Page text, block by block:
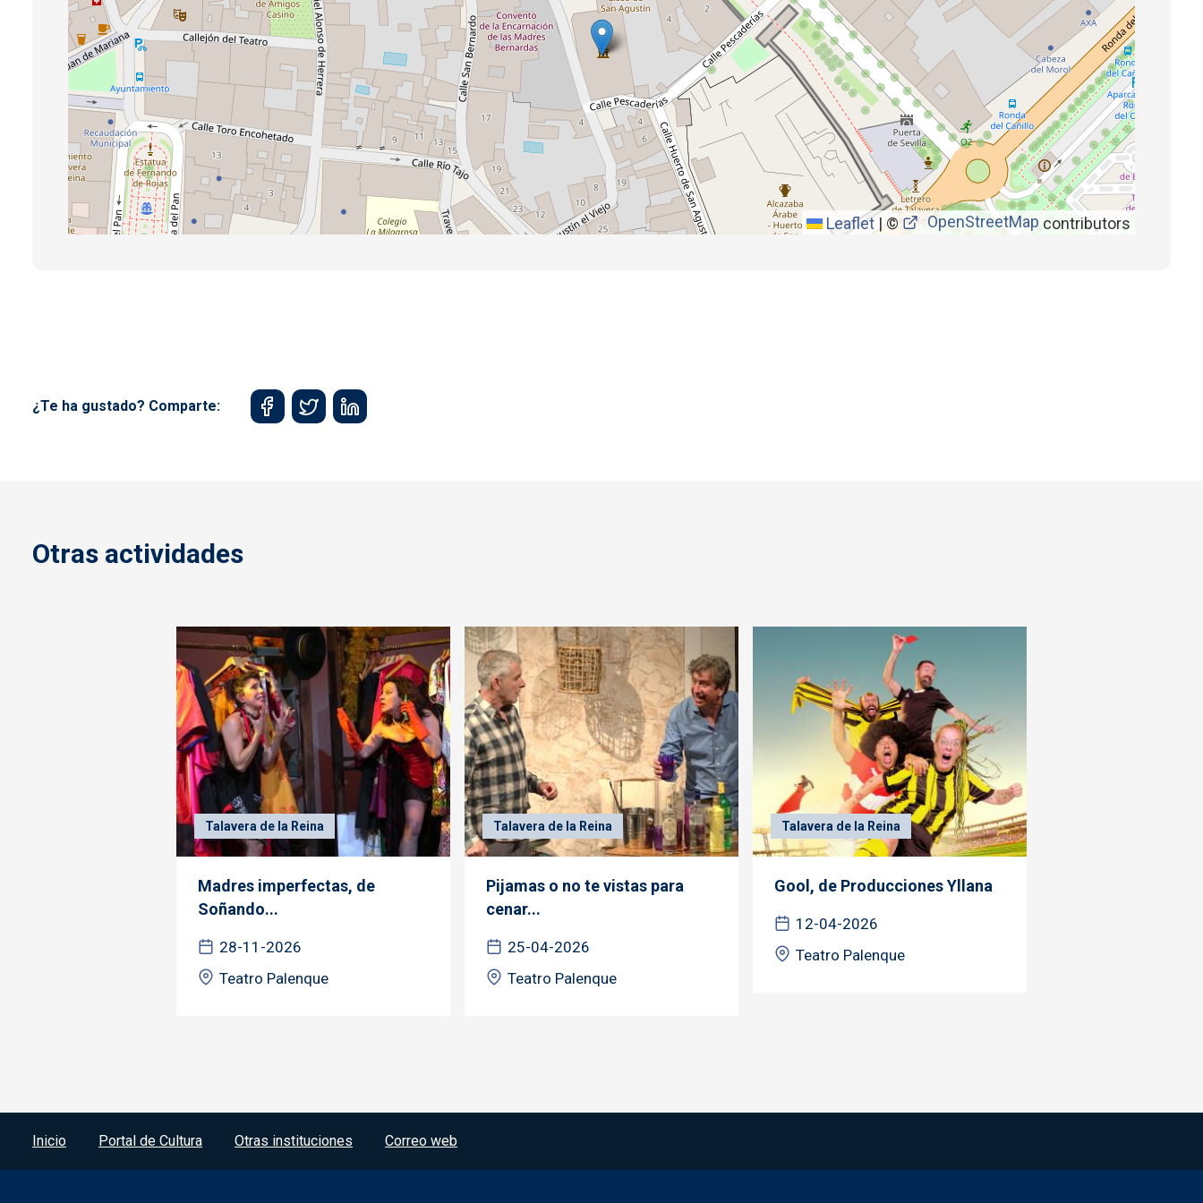
Leaflet |© OpenStreetMap contributors
¿Te ha gustado? Comparte:
Otras actividades
Talavera de la Reina
Madres imperfectas, de
Soñando...
28-11-2026
Teatro Palenque
Talavera de la Reina
Pijamas o no te vistas para
cenar...
25-04-2026
Teatro Palenque
Talavera de la Reina
Gool, de Producciones Yllana
12-04-2026
Teatro Palenque
Menú del pie
Inicio Portal de Cultura Otras instituciones Correo web